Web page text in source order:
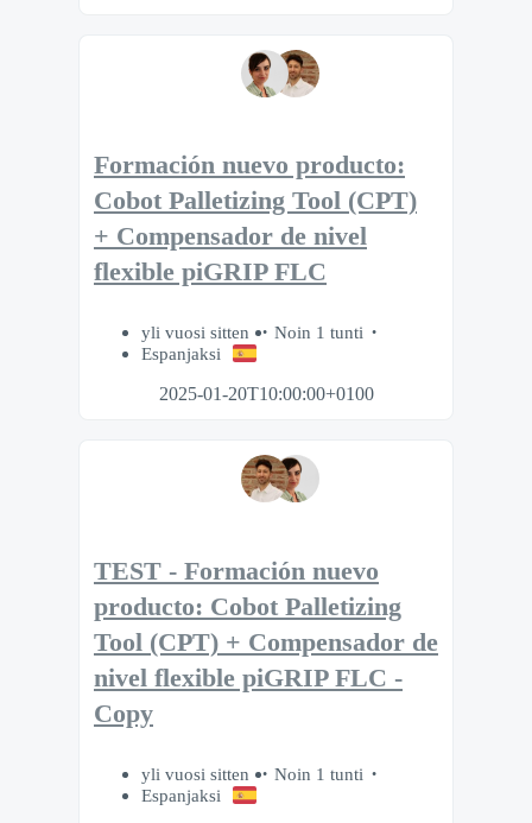
Formación nuevo producto:
Cobot Palletizing Tool (CPT)
+ Compensador de nivel
flexible piGRIP FLC
yli vuosi sitten
Noin 1 tunti
Espanjaksi
2025-01-20T10:00:00+0100
TEST - Formación nuevo
producto: Cobot Palletizing
Tool (CPT) + Compensador de
nivel flexible piGRIP FLC -
Copy
yli vuosi sitten
Noin 1 tunti
Espanjaksi